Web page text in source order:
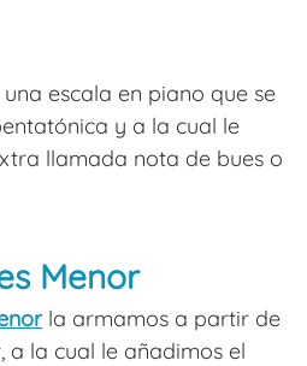
escala en piano que se
y a la cual le
llamada nota de bues o
Menor
la armamos a partir de
a la cual le añadimos el